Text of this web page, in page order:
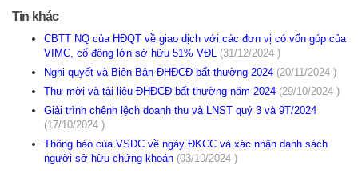
Tin khác
CBTT NQ của HĐQT về giao dịch với các đơn vị có vốn góp của
VIMC, cổ đông lớn sở hữu 51% VĐL (31/12/2024 )
Nghị quyết và Biên Bản ĐHĐCĐ bất thường 2024 (20/11/2024 )
Thư mời và tài liệu ĐHĐCĐ bất thường năm 2024 (29/10/2024 )
Giải trình chênh lệch doanh thu và LNST quý 3 và 9T/2024
(17/10/2024 )
Thông báo của VSDC về ngày ĐKCC và xác nhận danh sách
người sở hữu chứng khoán (03/10/2024 )